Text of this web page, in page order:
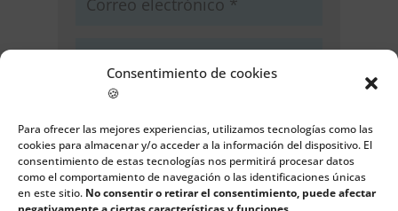
Consentimiento de cookies
🍪
Para ofrecer las mejores experiencias, utilizamos tecnologías como las
cookies para almacenar y/o acceder a la información del dispositivo. El
consentimiento de estas tecnologías nos permitirá procesar datos
como el comportamiento de navegación o las identificaciones únicas
en este sitio. No consentir o retirar el consentimiento, puede afectar
Guarda mi nombre, correo
electrónico y web en este navegador
para la próxima vez que comente.
Enviar comentario